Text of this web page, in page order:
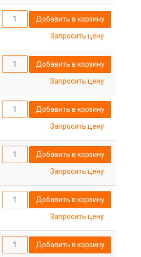
Добавить в корзину
Запросить цену
Добавить в корзину
Запросить цену
Добавить в корзину
Запросить цену
Добавить в корзину
Запросить цену
Добавить в корзину
Запросить цену
Добавить в корзину